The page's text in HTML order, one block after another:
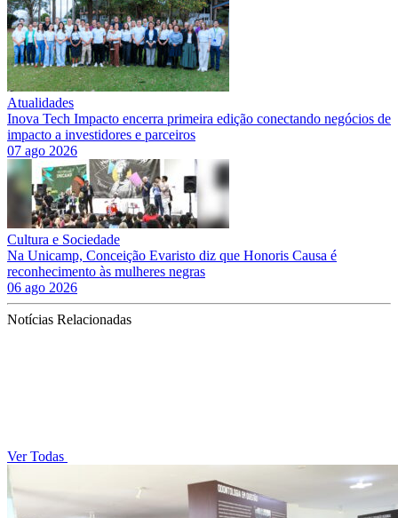
Atualidades
Inova Tech Impacto encerra primeira edição conectando negócios de
impacto a investidores e parceiros
07 ago 2026
Cultura e Sociedade
Na Unicamp, Conceição Evaristo diz que Honoris Causa é
reconhecimento às mulheres negras
06 ago 2026
Notícias Relacionadas
Ver Todas